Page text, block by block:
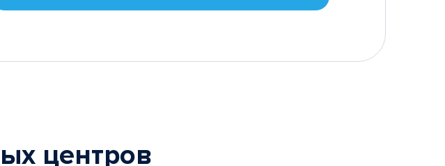
центров